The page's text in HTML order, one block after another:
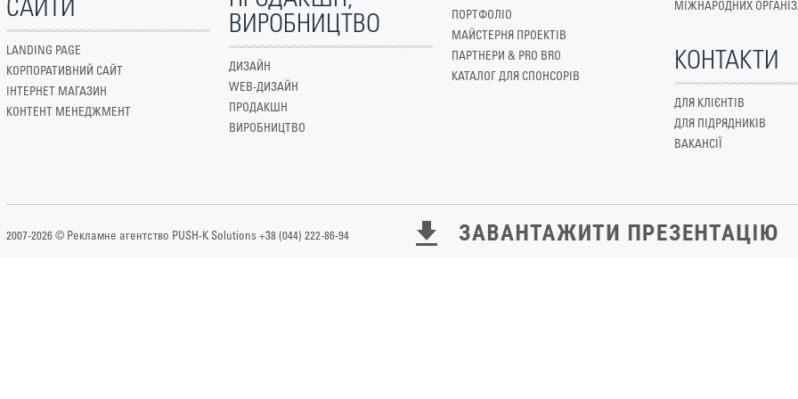
САЙТИ
LANDING PAGE
КОРПОРАТИВНИЙ САЙТ
ІНТЕРНЕТ МАГАЗИН
КОНТЕНТ МЕНЕДЖМЕНТ
ВИРОБНИЦТВО
ДИЗАЙН
WEB-ДИЗАЙН
ПРОДАКШН
ВИРОБНИЦТВО
ПОРТФОЛІО
МАЙСТЕРНЯ ПРОЕКТІВ
ПАРТНЕРИ & PRO BRO
КАТАЛОГ ДЛЯ СПОНСОРІВ
МІЖНАРОДНИХ
КОНТАКТИ
ДЛЯ КЛІЄНТІВ
ДЛЯ ПІДРЯДНИКІВ
ВАКАНСІЇ
2007-2026 © Рекламне агентство PUSH-K Solutions +38 (044) 222-86-94